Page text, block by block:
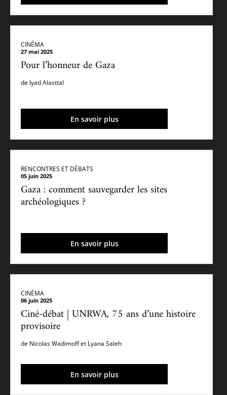
CINÉMA
27 mai 2025
Pour l’honneur de Gaza
de Iyad Alasttal
En savoir plus
RENCONTRES ET DÉBATS
05 juin 2025
Gaza : comment sauvegarder les sites
archéologiques ?
En savoir plus
CINÉMA
06 juin 2025
Ciné-débat | UNRWA, 75 ans d’une histoire
provisoire
de Nicolas Wadimoff et Lyana Saleh
En savoir plus